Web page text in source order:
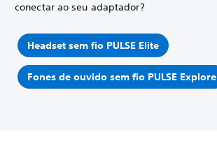
conectar ao seu adaptador?
Headset sem fio PULSE Elite
Fones de ouvido sem fio PULSE Explore